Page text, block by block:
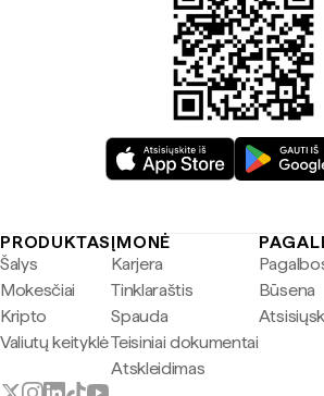
PRODUKTAS
Šalys
Mokesčiai
Kripto
Valiutų keityklė
ĮMONĖ
Karjera
Tinklaraštis
Spauda
Teisiniai dokumentai
Atskleidimas
Būsena